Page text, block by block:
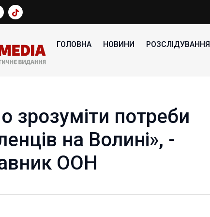
ГОЛОВНА НОВИНИ РОЗСЛІДУВАННЯ
зрозуміти потреби
на Волині», -
ООН